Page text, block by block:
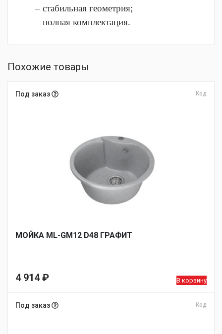
– стабильная геометрия;
– полная комплектация.
Похожие товары
Под заказ Код
МОЙКA ML-GM12 D48 ГРАФИТ
4 914₽ В корзину
Под заказ Код